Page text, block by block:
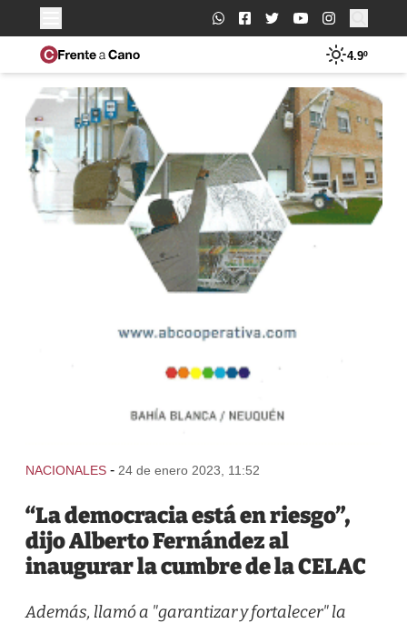
Buscar:
4.9º
NACIONALES - 24 de enero 2023, 11:52
“La democracia está en riesgo”,
dijo Alberto Fernández al
inaugurar la cumbre de la CELAC
Además, llamó a "garantizar y fortalecer" la